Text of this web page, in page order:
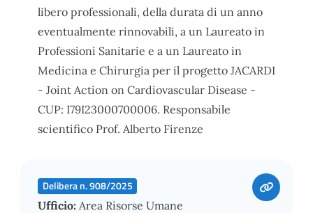
libero professionali, della durata di un anno
eventualmente rinnovabili, a un Laureato in
Professioni Sanitarie e a un Laureato in
Medicina e Chirurgia per il progetto JACARDI
- Joint Action on Cardiovascular Disease -
CUP: I79I23000700006. Responsabile
scientifico Prof. Alberto Firenze
Delibera n. 908/2025
Ufficio: Area Risorse Umane